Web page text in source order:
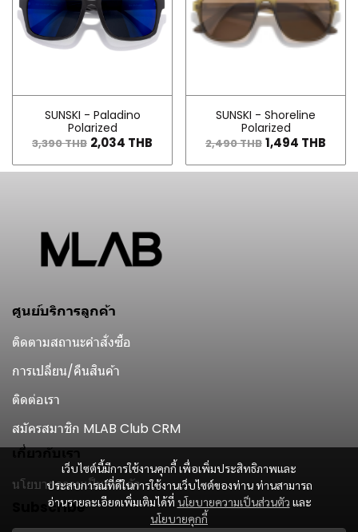
SUNSKI - Paladino
Polarized
3,390 THB 2,034 THB
SUNSKI - Shoreline
Polarized
2,490 THB 1,494 THB
เว็บไซต์นี้มีการใช้งานคุกกี้ เพื่อเพิ่มประสิทธิภาพและ
ประสบการณ์ที่ดีในการใช้งานเว็บไซต์ของท่าน ท่านสามารถ
อ่านรายละเอียดเพิ่มเติมได้ที่ นโยบายความเป็นส่วนตัว และ
นโยบายคุกกี้
ศูนย์บริการลูกค้า
ติดตามสถานะคำสั่งซื้อ
การเปลี่ยน/คืนสินค้า
ติดต่อเรา
สมัครสมาชิก MLAB Club CRM
เกี่ยวกับเรา
นโยบายความเป็นส่วนตัว
Subscribe